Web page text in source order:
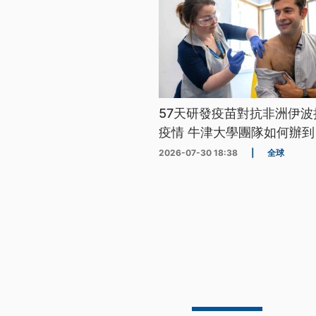
57天研發疫苗對抗非洲伊
疫情 牛津大學團隊如何辦
2026-07-30 18:38 全球